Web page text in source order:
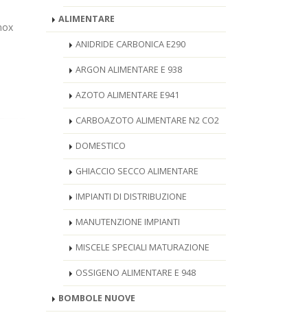
ALIMENTARE
ANIDRIDE CARBONICA E290
ARGON ALIMENTARE E 938
AZOTO ALIMENTARE E941
CARBOAZOTO ALIMENTARE N2 CO2
DOMESTICO
GHIACCIO SECCO ALIMENTARE
IMPIANTI DI DISTRIBUZIONE
MANUTENZIONE IMPIANTI
MISCELE SPECIALI MATURAZIONE
OSSIGENO ALIMENTARE E 948
BOMBOLE NUOVE